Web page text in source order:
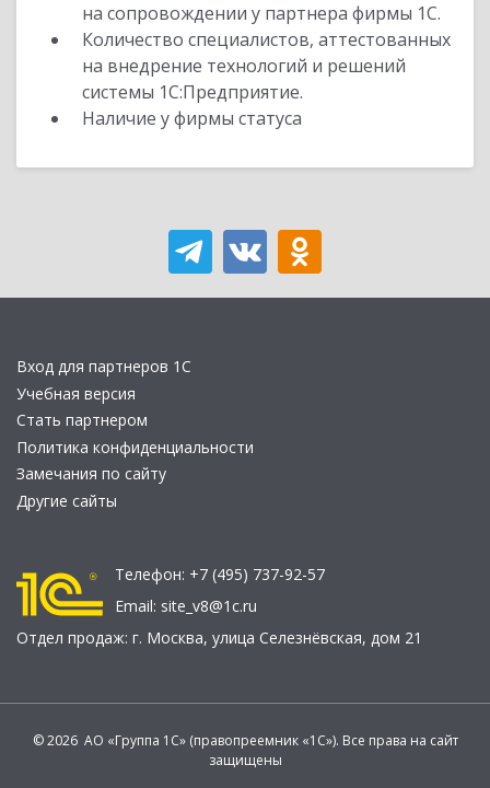
на сопровождении у партнера фирмы 1С.
Количество специалистов, аттестованных
на внедрение технологий и решений
системы 1С:Предприятие.
Наличие у фирмы статуса
Вход для партнеров 1С
Учебная версия
Стать партнером
Политика конфиденциальности
Замечания по сайту
Другие сайты
Телефон: +7 (495) 737-92-57
Email: site_v8@1c.ru
Отдел продаж: г. Москва, улица Селезнёвская, дом 21
© 2026 АО «Группа 1С» (правопреемник «1С»). Все права на сайт
защищены